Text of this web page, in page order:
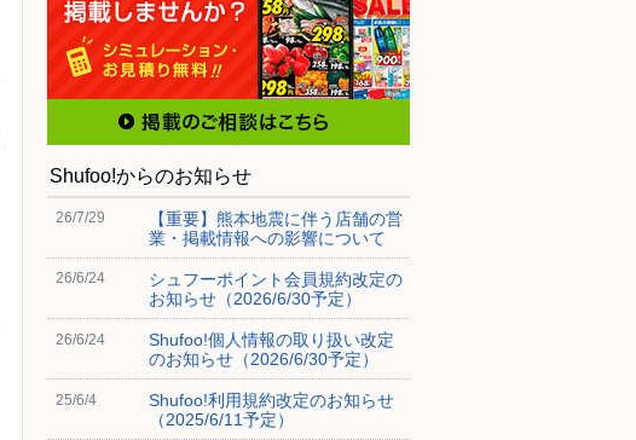
Shufoo!からのお知らせ
26/7/29
【重要】熊本地震に伴う店舗の営
業・掲載情報への影響について
26/6/24
シュフーポイント会員規約改定の
お知らせ（2026/6/30予定）
26/6/24
Shufoo!個人情報の取り扱い改定
のお知らせ（2026/6/30予定）
25/6/4
Shufoo!利用規約改定のお知らせ
（2025/6/11予定）